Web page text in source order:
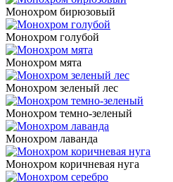
Монохром бирюзовый
Монохром голубой
Монохром мята
Монохром зеленый лес
Монохром темно-зеленый
Монохром лаванда
Монохром коричневая нуга